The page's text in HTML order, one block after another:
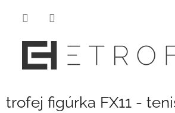
trofej figúrka FX11 -